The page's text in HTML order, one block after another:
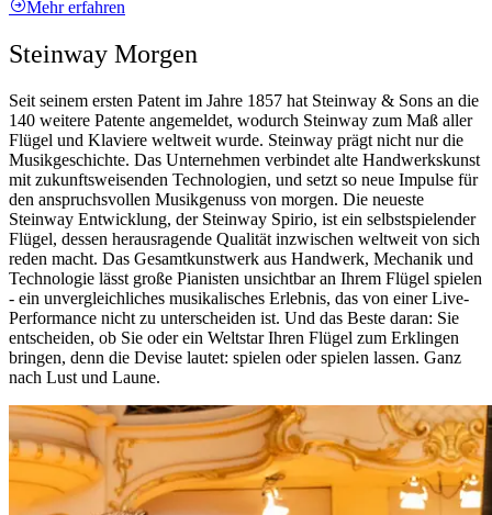
Mehr erfahren
Steinway Morgen
Seit seinem ersten Patent im Jahre 1857 hat Steinway ⁠&⁠ Sons an die
140 weitere Patente angemeldet, wodurch Steinway zum Maß aller
Flügel und Klaviere weltweit wurde. Steinway prägt nicht nur die
Musikgeschichte. Das Unternehmen verbindet alte Handwerkskunst
mit zukunftsweisenden Technologien, und setzt so neue Impulse für
den anspruchsvollen Musikgenuss von morgen. Die neueste
Steinway Entwicklung, der Steinway Spirio, ist ein selbstspielender
Flügel, dessen herausragende Qualität inzwischen weltweit von sich
reden macht. Das Gesamtkunstwerk aus Handwerk, Mechanik und
Technologie lässt große Pianisten unsichtbar an Ihrem Flügel spielen
- ein unvergleichliches musikalisches Erlebnis, das von einer Live-
Performance nicht zu unterscheiden ist. Und das Beste daran: Sie
entscheiden, ob Sie oder ein Weltstar Ihren Flügel zum Erklingen
bringen, denn die Devise lautet: spielen oder spielen lassen. Ganz
nach Lust und Laune.